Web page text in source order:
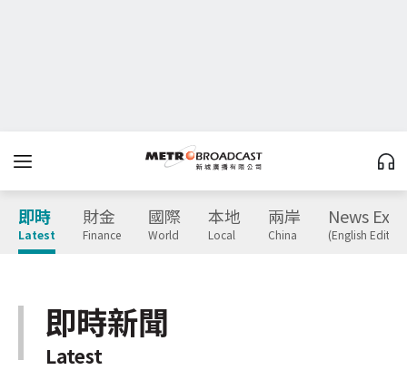
即時
Latest
財金
Finance
國際
World
本地
Local
兩岸
China
News
(English
即時新聞
Latest